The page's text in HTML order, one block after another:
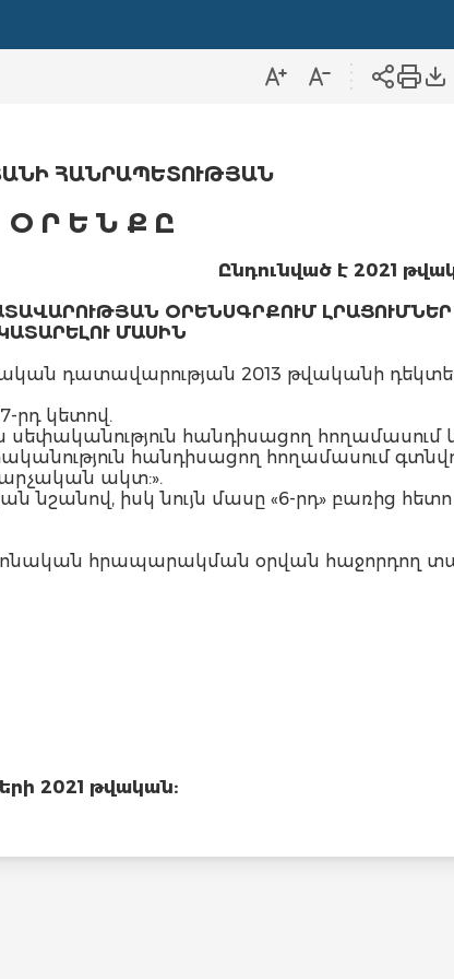
ՀԱՆՐԱՊԵՏՈՒԹՅԱՆ
Օ Ր Ե Ն Ք Ը
Ընդունված է 2021
ՕՐԵՆՍԳՐՔՈՒՄ
ՄԱՍԻՆ
դատավարության 2013 թվականի
րդ կետով.
սեփականություն հանդիսացող
հանդիսացող հողամասում
ակտ:».
իսկ նույն մասը «6-րդ» բառից հետո
հրապարակման օրվան հաջորդող
2021 թվական: